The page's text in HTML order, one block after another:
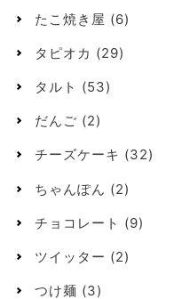
たこ焼き屋 (6)
タピオカ (29)
タルト (53)
だんご (2)
チーズケーキ (32)
ちゃんぽん (2)
チョコレート (9)
ツイッター (2)
つけ麺 (3)